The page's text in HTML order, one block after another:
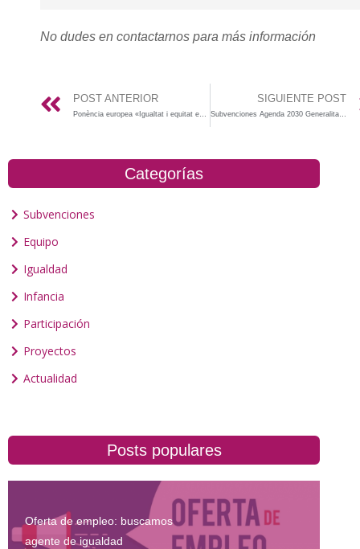
No dudes en contactarnos para más información
POST ANTERIOR
Ponència europea «Igualtat i equitat en les administracions públiques»
SIGUIENTE POST
Subvenciones Agenda 2030 Generalitat Valenciana- 2023
Categorías
Subvenciones
Equipo
Igualdad
Infancia
Participación
Proyectos
Actualidad
Posts populares
Oferta de empleo: buscamos
agente de igualdad